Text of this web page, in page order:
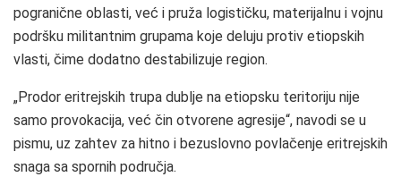
pogranične oblasti, već i pruža logističku, materijalnu i vojnu
podršku militantnim grupama koje deluju protiv etiopskih
vlasti, čime dodatno destabilizuje region.
„Prodor eritrejskih trupa dublje na etiopsku teritoriju nije
samo provokacija, već čin otvorene agresije“, navodi se u
pismu, uz zahtev za hitno i bezuslovno povlačenje eritrejskih
snaga sa spornih područja.